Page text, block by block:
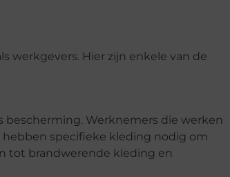
werkgevers. Hier zijn enkele van de
bescherming. Werknemers die werken
specifieke kleding nodig om
tot brandwerende kleding en